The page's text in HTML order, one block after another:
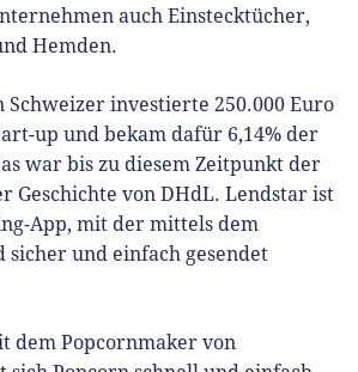
auch Einstecktücher,
Hemden.
Schweizer investierte 250.000 Euro
up und bekam dafür 6,14% der
war bis zu diesem Zeitpunkt der
Geschichte von DHdL. Lendstar ist
App, mit der mittels dem
sicher und einfach gesendet
dem Popcornmaker von